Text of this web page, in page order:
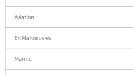
Aviation
En Manoeuvres
Marine